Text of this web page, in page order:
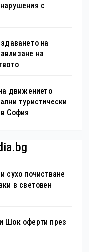
с
на
на
движението
туристически
София
сухо почистване
в световен
Шок оферти през